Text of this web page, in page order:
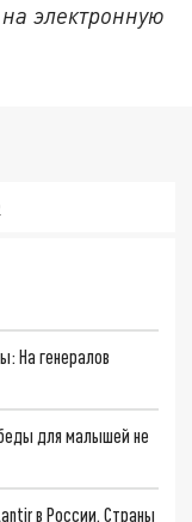
электронную
На генералов
для малышей не
в России. Страны